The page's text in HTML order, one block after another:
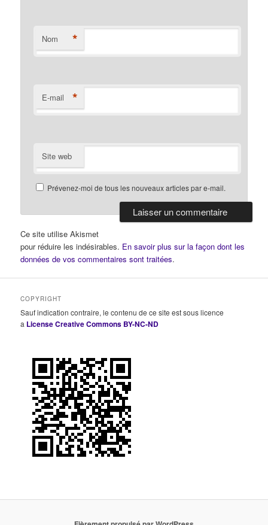
Nom *
E-mail *
Site web
Prévenez-moi de tous les nouveaux articles par e-mail.
Ce site utilise Akismet
pour réduire les indésirables. En savoir plus sur la façon dont les
données de vos commentaires sont traitées.
COPYRIGHT
Sauf indication contraire, le contenu de ce site est sous licence
a License Creative Commons BY-NC-ND